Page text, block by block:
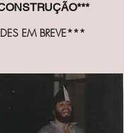
EM BREVE***